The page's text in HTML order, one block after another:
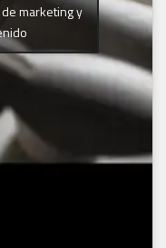
marketing y